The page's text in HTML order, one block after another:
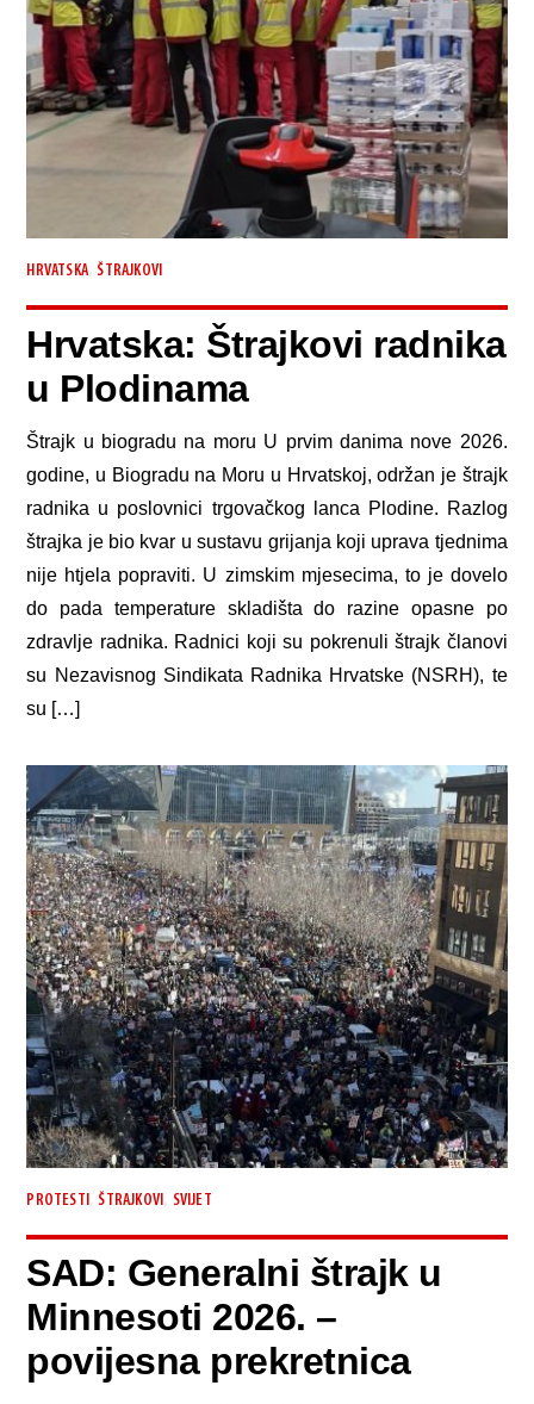
HRVATSKA ŠTRAJKOVI
Hrvatska: Štrajkovi radnika
u Plodinama
Štrajk u biogradu na moru U prvim danima nove 2026.
godine, u Biogradu na Moru u Hrvatskoj, održan je štrajk
radnika u poslovnici trgovačkog lanca Plodine. Razlog
štrajka je bio kvar u sustavu grijanja koji uprava tjednima
nije htjela popraviti. U zimskim mjesecima, to je dovelo
do pada temperature skladišta do razine opasne po
zdravlje radnika. Radnici koji su pokrenuli štrajk članovi
su Nezavisnog Sindikata Radnika Hrvatske (NSRH), te
su […]
PROTESTI ŠTRAJKOVI SVIJET
SAD: Generalni štrajk u
Minnesoti 2026. –
povijesna prekretnica